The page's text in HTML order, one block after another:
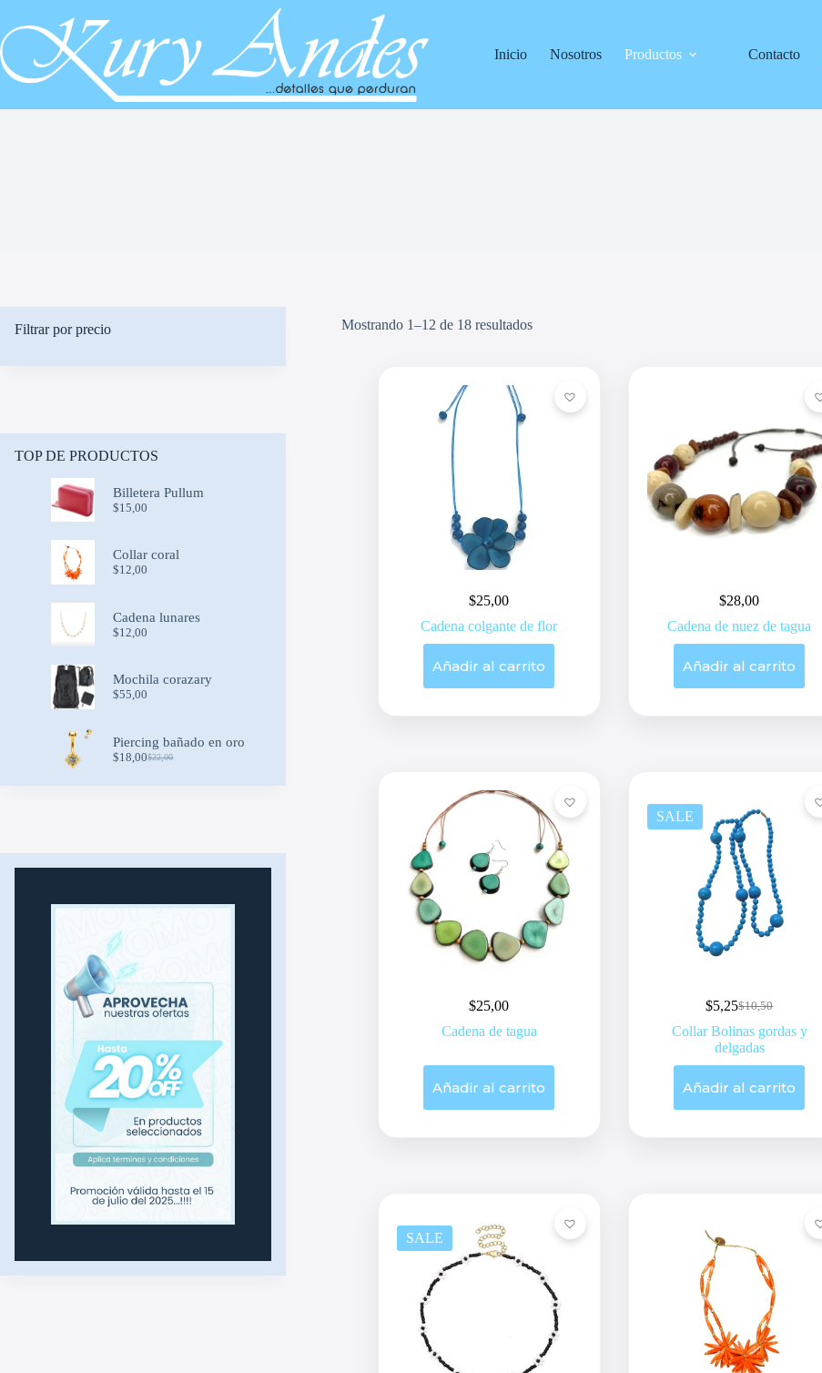
contenido
Inicio Nosotros Productos Contacto
Mostrando 1–12 de 18 resultados
$25,00
Cadena colgante de flor
Añadir al carrito
$28,00
Cadena de nuez de tagua
Añadir al carrito
$25,00
Cadena de tagua
Añadir al carrito
SALE
$10,50
Original
price
was:
$10,50.
$5,25Current
price
is:
$5,25.
Collar Bolinas gordas y
delgadas
Añadir al carrito
SALE
Filtrar por precio
TOP DE PRODUCTOS
Billetera Pullum
$15,00
Collar coral
$12,00
Cadena lunares
$12,00
Mochila corazary
$55,00
Piercing bañado en oro
$22,00
Original
$18,00Current